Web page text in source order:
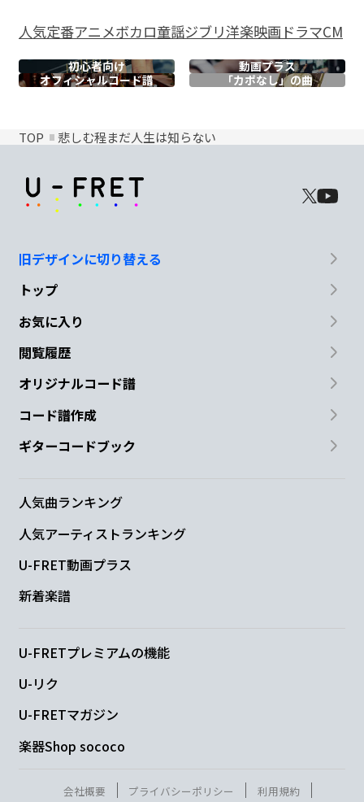
人気定番アニメボカロ童謡ジブリ洋楽映画ドラマCM
初心者向け
動画プラス
オフィシャルコード譜 「カポなし」の曲
TOP 悲しむ程まだ人生は知らない
旧デザインに切り替える
トップ
お気に入り
閲覧履歴
オリジナルコード譜
コード譜作成
ギターコードブック
人気曲ランキング
人気アーティストランキング
U-FRET動画プラス
新着楽譜
U-FRETプレミアムの機能
U-リク
U-FRETマガジン
楽器Shop sococo
会社概要 プライバシーポリシー 利用規約